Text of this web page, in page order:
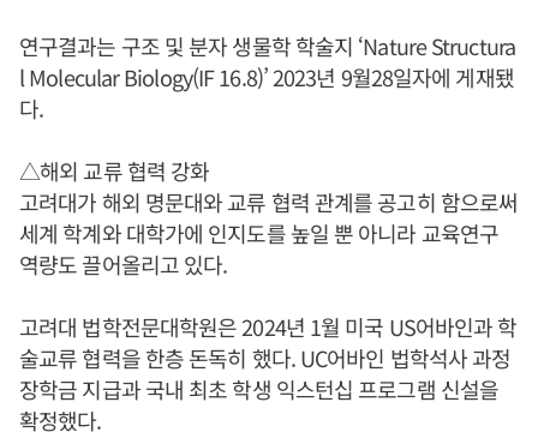
연구결과는 구조 및 분자 생물학 학술지 ‘Nature Structura
l Molecular Biology(IF 16.8)’ 2023년 9월28일자에 게재됐
다.
△해외 교류 협력 강화
고려대가 해외 명문대와 교류 협력 관계를 공고히 함으로써
세계 학계와 대학가에 인지도를 높일 뿐 아니라 교육연구
역량도 끌어올리고 있다.
고려대 법학전문대학원은 2024년 1월 미국 US어바인과 학
술교류 협력을 한층 돈독히 했다. UC어바인 법학석사 과정
장학금 지급과 국내 최초 학생 익스턴십 프로그램 신설을
확정했다.